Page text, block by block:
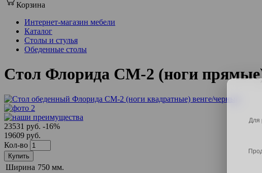
Корзина
Интернет-магазин мебели
Каталог
Столы и стулья
Обеденные столы
Стол Флорида СМ-2 (ноги
23531 руб. -16%
19609 руб.
Кол-во
Купить
Ширина 750 мм.
Для